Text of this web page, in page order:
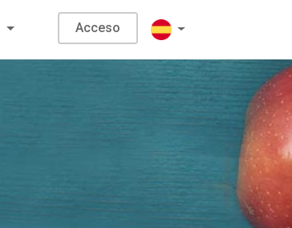
Acceso